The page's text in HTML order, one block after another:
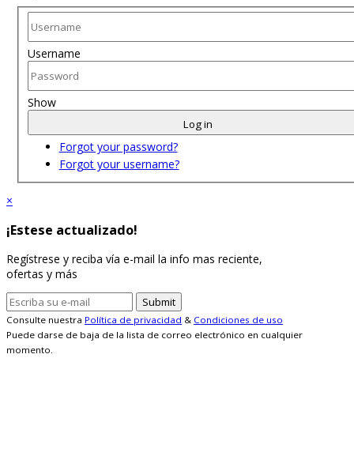
Username
Show
Log in
Forgot your password?
Forgot your username?
×
¡Estese actualizado!
Regístrese y reciba vía e-mail la info mas reciente,
ofertas y más
Consulte nuestra Política de privacidad & Condiciones de uso
Puede darse de baja de la lista de correo electrónico en cualquier
momento.